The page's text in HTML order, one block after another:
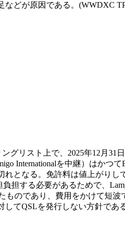
どが原因である。(WWDXC
グリスト上で、2025年12月31
Internationalを中継）はかつ
となる。免許料は値上がりし
する必要があるためで、
ものであり、費用をかけて短
てQSLを発行しない方針であ